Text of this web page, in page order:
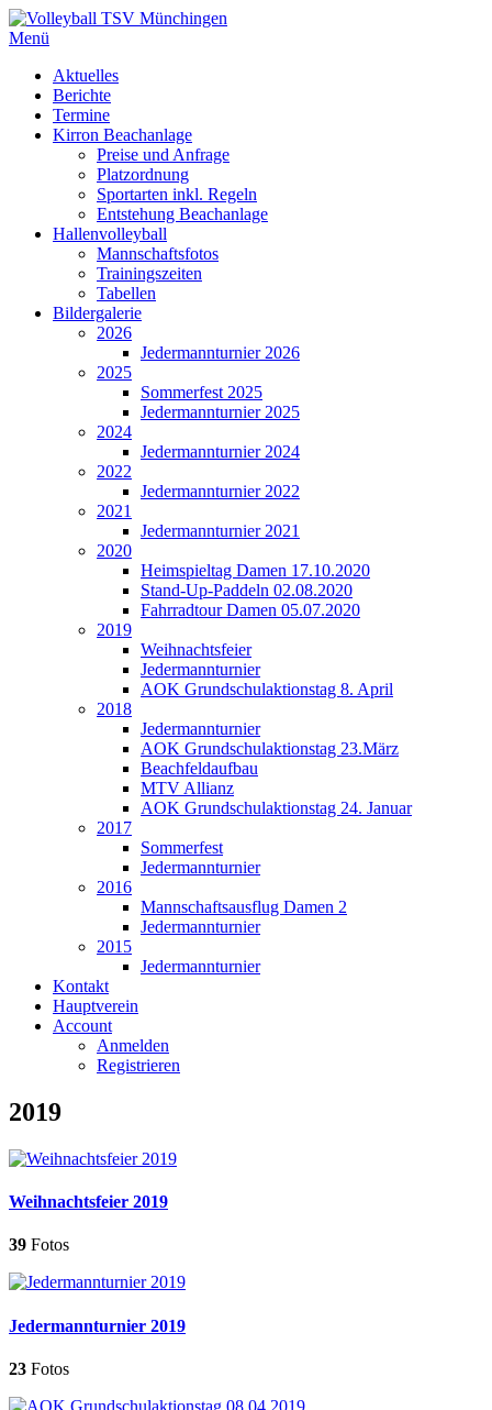
Zum
Inhalt
Menü
Primäres
Menü
Aktuelles
Berichte
Termine
Kirron Beachanlage
Preise und Anfrage
Platzordnung
Sportarten inkl. Regeln
Entstehung Beachanlage
Hallenvolleyball
Mannschaftsfotos
Trainingszeiten
Tabellen
Bildergalerie
2026
Jedermannturnier 2026
2025
Sommerfest 2025
Jedermannturnier 2025
2024
Jedermannturnier 2024
2022
Jedermannturnier 2022
2021
Jedermannturnier 2021
2020
Heimspieltag Damen 17.10.2020
Stand-Up-Paddeln 02.08.2020
Fahrradtour Damen 05.07.2020
2019
Weihnachtsfeier
Jedermannturnier
AOK Grundschulaktionstag 8. April
2018
Jedermannturnier
AOK Grundschulaktionstag 23.März
Beachfeldaufbau
MTV Allianz
AOK Grundschulaktionstag 24. Januar
2017
Sommerfest
Jedermannturnier
2016
Mannschaftsausflug Damen 2
Jedermannturnier
2015
Jedermannturnier
Kontakt
Hauptverein
Account
Anmelden
Registrieren
2019
Weihnachtsfeier 2019
39 Fotos
Jedermannturnier 2019
23 Fotos